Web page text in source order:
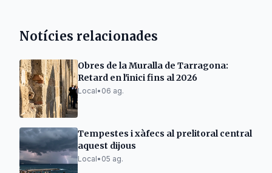
Notícies relacionades
Obres de la Muralla de Tarragona:
Retard en l'inici fins al 2026
Local• 06 ag.
Tempestes i xàfecs al prelitoral central
aquest dijous
Local• 05 ag.